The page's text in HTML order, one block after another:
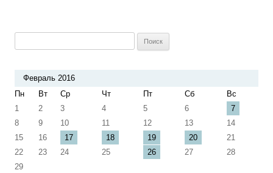
Февраль 2016
Пн
Вт Ср Чт Пт Сб
Вс
1
2 3 4 5 6
7
8
9 10 11 12 13
14
15
16 17 18 19 20
21
22
23 24 25 26 27
28
29